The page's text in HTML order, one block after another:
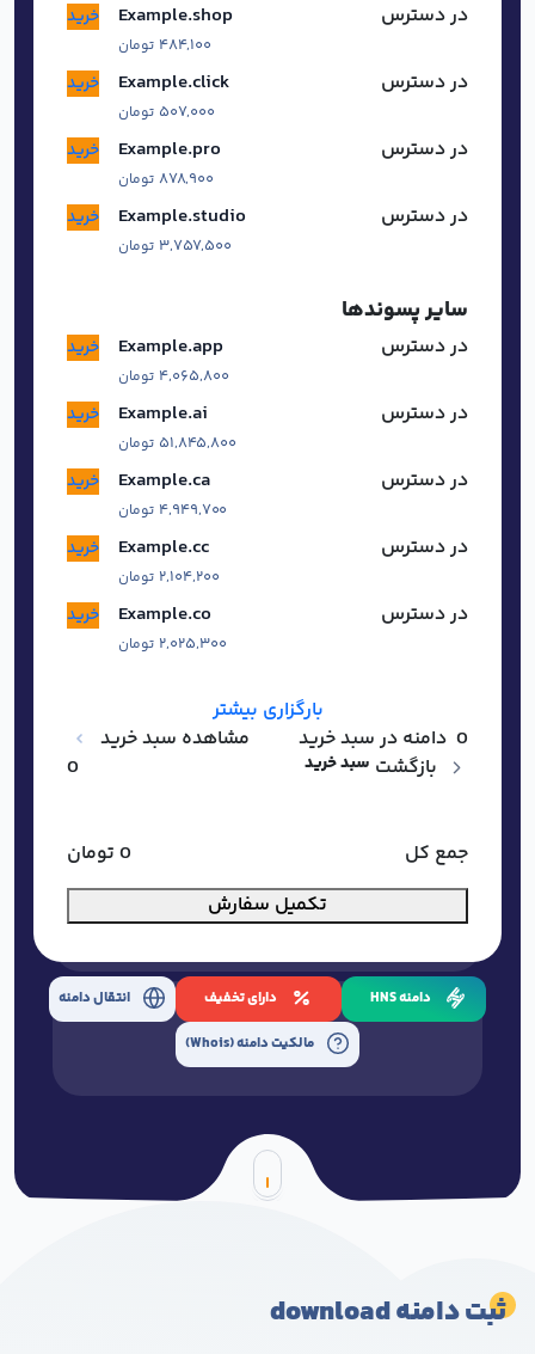
خرید Example.shop
۴۸۴,۱۰۰ تومان
در دسترس
خرید Example.click
۵۰۷,۰۰۰ تومان
در دسترس
خرید Example.pro
۸۷۸,۹۰۰ تومان
در دسترس
خرید Example.studio
۳,۷۵۷,۵۰۰ تومان
در دسترس
سایر پسوندها
خرید Example.app
۴,۰۶۵,۸۰۰ تومان
در دسترس
خرید Example.ai
۵۱,۸۴۵,۸۰۰ تومان
در دسترس
خرید Example.ca
۴,۹۴۹,۷۰۰ تومان
در دسترس
خرید Example.cc
۲,۱۰۴,۲۰۰ تومان
در دسترس
خرید Example.co
۲,۰۲۵,۳۰۰ تومان
در دسترس
بارگزاری بیشتر
0 دامنه در سبد خرید
مشاهده سبد خرید
بازگشت سبد خرید 0
جمع کل 0 تومان
تکمیل سفارش
دامنه HNS دارای تخفیف
انتقال دامنه
مالکیت دامنه (Whois)
ثبت دامنه download